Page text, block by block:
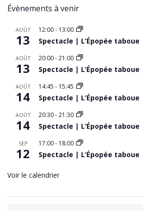
Évènements à venir
AOÛT
13
12:00- 13:00
Spectacle | L’Épopée taboue
AOÛT
13
20:00-21:00
Spectacle | L’Épopée taboue
AOÛT
14
14:45 - 15:45
Spectacle | L’Épopée taboue
AOÛT
14
20:30-21:30
Spectacle | L’Épopée taboue
SEP
12
17:00- 18:00
Spectacle | L’Épopée taboue
Voir le calendrier